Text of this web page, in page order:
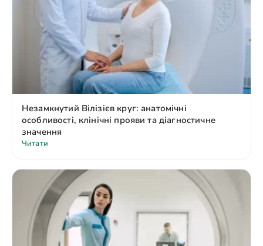
Незамкнутий Вілізієв круг: анатомічні
особливості, клінічні прояви та діагностичне
значення
Читати